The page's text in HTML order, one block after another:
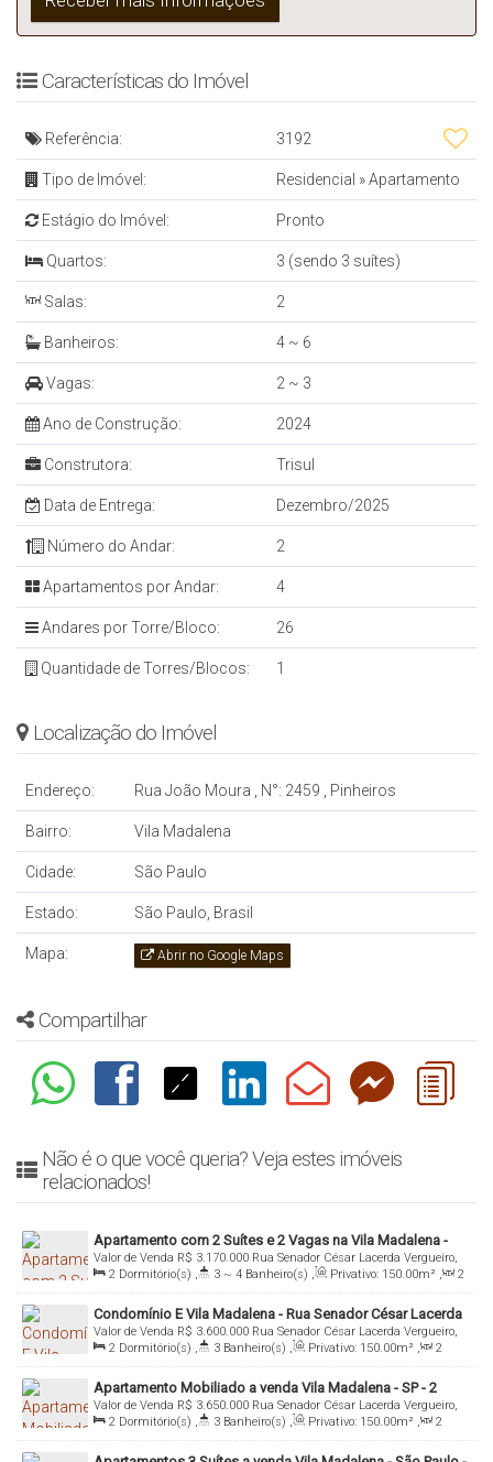
Características do Imóvel
Referência: 3192
Tipo de Imóvel: Residencial »Apartamento
Estágio do Imóvel: Pronto
Quartos: 3 (sendo 3 suítes)
Salas: 2
Banheiros: 4 ~ 6
Vagas: 2 ~ 3
Ano de Construção: 2024
Construtora: Trisul
Data de Entrega: Dezembro/2025
Número do Andar: 2
Apartamentos por Andar: 4
Andares por Torre/Bloco: 26
Quantidade de Torres/Blocos: 1
Localização do Imóvel
Endereço: Rua João Moura , N°: 2459 , Pinheiros
Bairro: Vila Madalena
Cidade: São Paulo
Estado: São Paulo, Brasil
Mapa: Abrir no Google Maps
Compartilhar
Não é o que você queria? Veja estes imóveis
relacionados!
Apartamento com 2 Suítes e 2 Vagas na Vila Madalena -
São Paulo
R$ 3.170.000
Valor de Venda
Rua Senador César Lacerda Vergueiro,
357, Pinheiros, 05435-060, Vila Madalena, São Paulo, São Paulo,
Brasil
2 Dormitório(s) , 3 ~ 4 Banheiro(s) , Privativo: 150.00m² ,
2
Sala(s) , 2 Suíte(s) , Total: 150.00m² , 2 Vaga(s) ,
Útil:
150.00m²
Condomínio E Vila Madalena - Rua Senador César Lacerda
Vergueiro- São Paulo - SP
R$ 3.600.000
Valor de Venda
Rua Senador César Lacerda Vergueiro,
Pinheiros, 05435-060, Vila Madalena, São Paulo, São Paulo, Brasil
2 Dormitório(s) , 3 Banheiro(s) , Privativo: 150.00m² ,
2
Sala(s) , 2 Suíte(s) , Total: 150.00m² , 2 Vaga(s) ,
Útil:
150.00m²
Apartamento Mobiliado a venda Vila Madalena - SP - 2
Suítes e 2 Vagas
R$ 3.650.000
Valor de Venda
Rua Senador César Lacerda Vergueiro,
387, Pinheiros, 05435-060, Vila Madalena, São Paulo, São Paulo,
Brasil
2 Dormitório(s) , 3 Banheiro(s) , Privativo: 150.00m² ,
2
Sala(s) , 2 Suíte(s) , Total: 150.00m² , 2 Vaga(s) ,
Útil: